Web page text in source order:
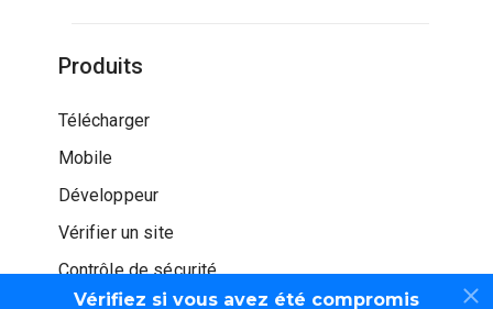
Vérifiez si vous avez été compromis
Produits
Télécharger
Mobile
Développeur
Vérifier un site
Contrôle de sécurité